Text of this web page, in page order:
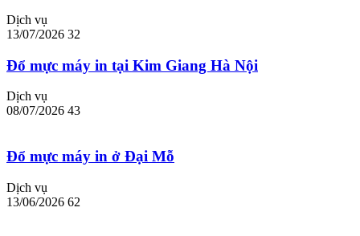
Dịch vụ
13/07/2026 32
Đổ mực máy in tại Kim Giang Hà Nội
Dịch vụ
08/07/2026 43
Đổ mực máy in ở Đại Mỗ
Dịch vụ
13/06/2026 62